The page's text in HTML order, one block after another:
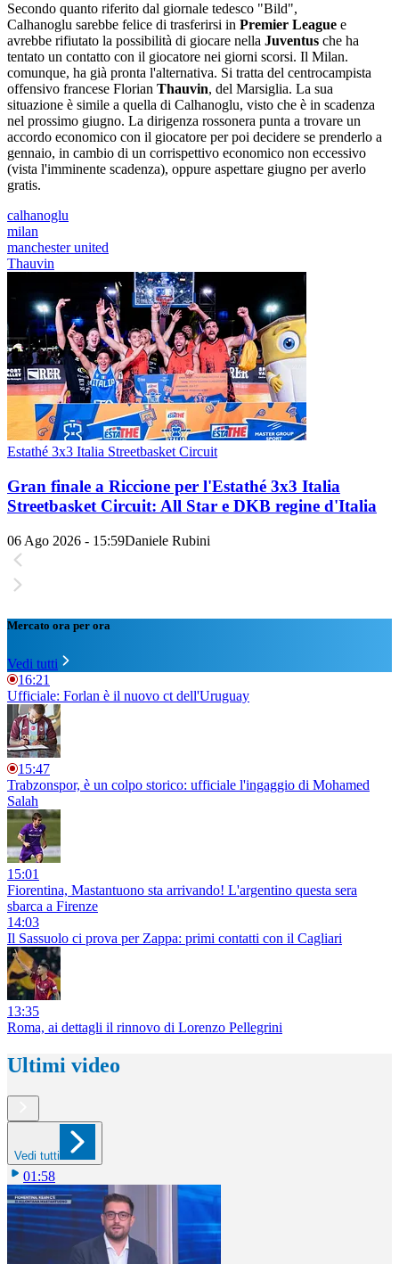
Secondo quanto riferito dal giornale tedesco "Bild",
Calhanoglu sarebbe felice di trasferirsi in Premier League e
avrebbe rifiutato la possibilità di giocare nella Juventus che ha
tentato un contatto con il giocatore nei giorni scorsi. Il Milan.
comunque, ha già pronta l'alternativa. Si tratta del centrocampista
offensivo francese Florian Thauvin, del Marsiglia. La sua
situazione è simile a quella di Calhanoglu, visto che è in scadenza
nel prossimo giugno. La dirigenza rossonera punta a trovare un
accordo economico con il giocatore per poi decidere se prenderlo a
gennaio, in cambio di un corrispettivo economico non eccessivo
(vista l'imminente scadenza), oppure aspettare giugno per averlo
gratis.
calhanoglu
milan
manchester united
Thauvin
Estathé 3x3 Italia Streetbasket Circuit
Gran finale a Riccione per l'Estathé 3x3 Italia
Streetbasket Circuit: All Star e DKB regine d'Italia
06 Ago 2026 - 15:59Daniele Rubini
Mercato ora per ora
Vedi tutti
16:21
Ufficiale: Forlan è il nuovo ct dell'Uruguay
15:47
Trabzonspor, è un colpo storico: ufficiale l'ingaggio di Mohamed
Salah
15:01
Fiorentina, Mastantuono sta arrivando! L'argentino questa sera
sbarca a Firenze
14:03
Il Sassuolo ci prova per Zappa: primi contatti con il Cagliari
13:35
Roma, ai dettagli il rinnovo di Lorenzo Pellegrini
Ultimi video
Vedi tutti
01:58